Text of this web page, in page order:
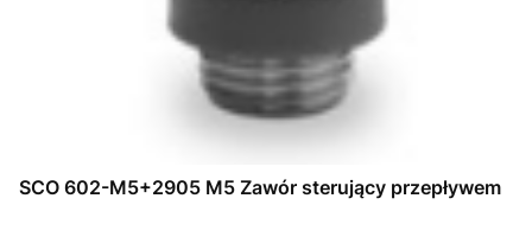
SCO 602-M5+2905 M5 Zawór sterujący przepływem